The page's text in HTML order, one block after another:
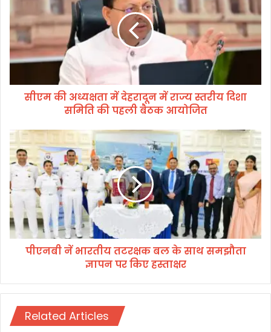
अ
ध्य
क्ष
में
दू
न
में
रा
ज्य
स्त
री
य
ति
ह
सीएम की अध्यक्षता में देहरादून में राज्य स्तरीय दिशा
समिति की पहली बैठक आयोजित
पी
ए
न
बी
नें
भा
र
ती
य
ल
पीएनबी नें भारतीय तटरक्षक बल के साथ समझौता
ज्ञापन पर किए हस्ताक्षर
Related Articles